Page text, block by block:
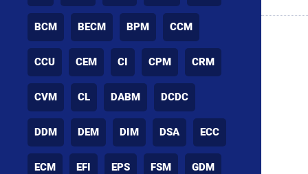
BCM BECM BPM CCM
CCU CEM CI CPM CRM
CVM CL DABM DCDC
DDM DEM DIM DSA ECC
ECM EFI EPS FSM GDM